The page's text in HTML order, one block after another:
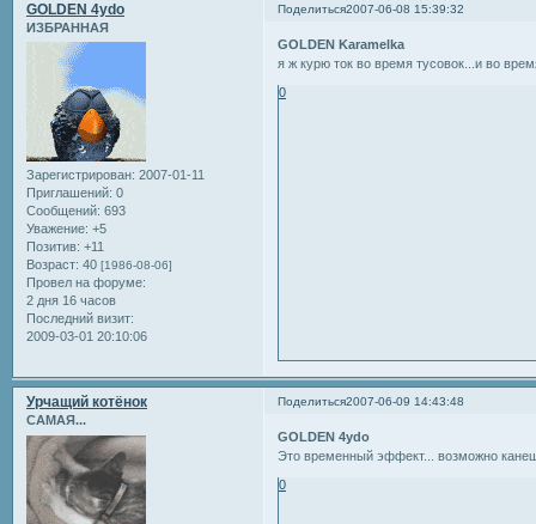
Поделиться2007-06-08 15:39:32
GOLDEN 4ydo
ИЗБРАННАЯ
Зарегистрирован: 2007-01-11
Приглашений: 0
Сообщений: 693
Уважение: +5
Позитив: +11
Возраст: 40 [1986-08-06]
Провел на форуме:
2 дня 16 часов
Последний визит:
2009-03-01 20:10:06
GOLDEN Karamelka
я ж курю ток во время тусовок...и во
0
Поделиться2007-06-09 14:43:48
Урчащий котёнок
САМАЯ...
GOLDEN 4ydo
Это временный эффект... возможно канеш
0